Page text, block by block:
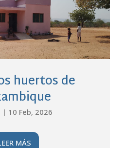
huertos de
| 10 Feb, 2026
MÁS